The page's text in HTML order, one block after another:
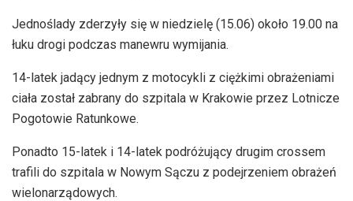
Jednoślady zderzyły się w niedzielę (15.06) około 19.00 na
łuku drogi podczas manewru wymijania.
14-latek jadący jednym z motocykli z ciężkimi obrażeniami
ciała został zabrany do szpitala w Krakowie przez Lotnicze
Pogotowie Ratunkowe.
Ponadto 15-latek i 14-latek podróżujący drugim crossem
trafili do szpitala w Nowym Sączu z podejrzeniem obrażeń
wielonarządowych.